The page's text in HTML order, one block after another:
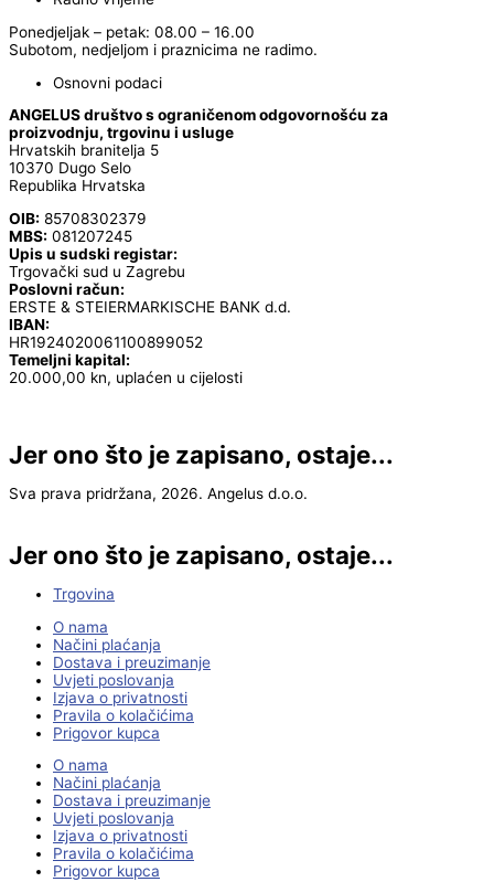
Ponedjeljak – petak: 08.00 – 16.00
Subotom, nedjeljom i praznicima ne radimo.
Osnovni podaci
ANGELUS društvo s ograničenom odgovornošću za
proizvodnju, trgovinu i usluge
Hrvatskih branitelja 5
10370 Dugo Selo
Republika Hrvatska
OIB: 85708302379
MBS: 081207245
Upis u sudski registar:
Trgovački sud u Zagrebu
Poslovni račun:
ERSTE & STEIERMARKISCHE BANK d.d.
IBAN:
HR1924020061100899052
Temeljni kapital:
20.000,00 kn, uplaćen u cijelosti
Jer ono što je zapisano, ostaje...
Sva prava pridržana, 2026. Angelus d.o.o.
Jer ono što je zapisano, ostaje...
Trgovina
O nama
Načini plaćanja
Dostava i preuzimanje
Uvjeti poslovanja
Izjava o privatnosti
Pravila o kolačićima
Prigovor kupca
O nama
Načini plaćanja
Dostava i preuzimanje
Uvjeti poslovanja
Izjava o privatnosti
Pravila o kolačićima
Prigovor kupca